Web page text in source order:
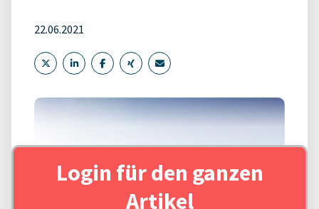
22.06.2021
Login für den ganzen
Artikel